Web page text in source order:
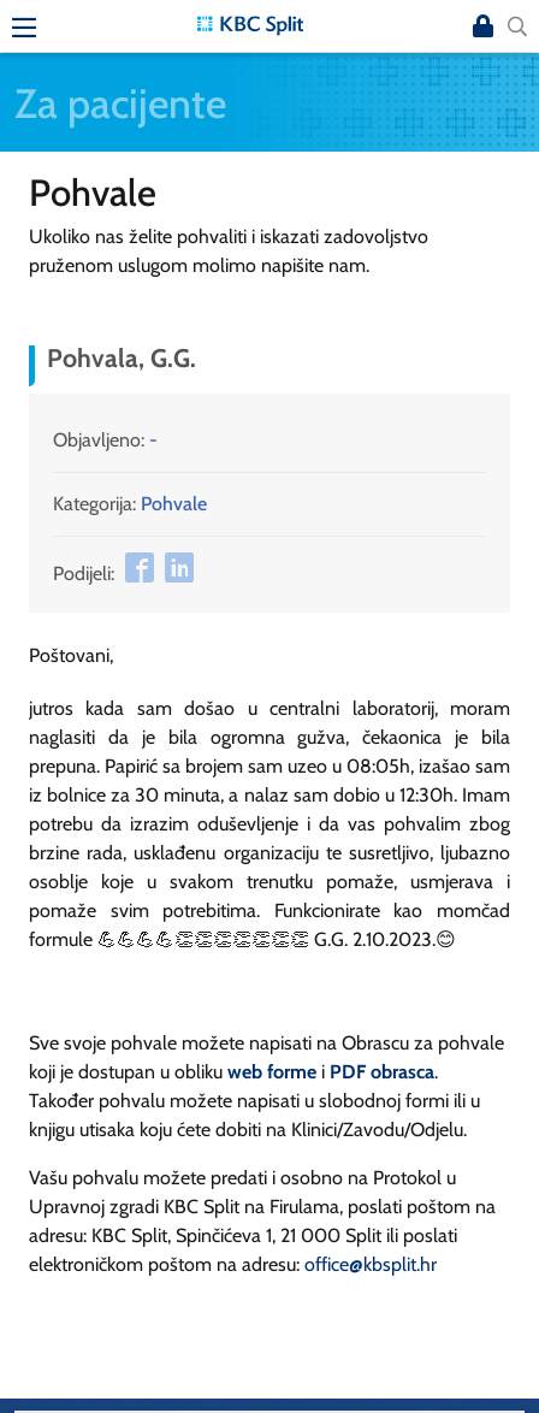
Za pacijente
Pohvale
Ukoliko nas želite pohvaliti i iskazati zadovoljstvo
pruženom uslugom molimo napišite nam.
Pohvala, G.G.
Objavljeno: -
Kategorija: Pohvale
Podijeli:
Poštovani,
jutros kada sam došao u centralni laboratorij, moram
naglasiti da je bila ogromna gužva, čekaonica je bila
prepuna. Papirić sa brojem sam uzeo u 08:05h, izašao sam
iz bolnice za 30 minuta, a nalaz sam dobio u 12:30h. Imam
potrebu da izrazim oduševljenje i da vas pohvalim zbog
brzine rada, usklađenu organizaciju te susretljivo, ljubazno
osoblje koje u svakom trenutku pomaže, usmjerava i
pomaže svim potrebitima. Funkcionirate kao momčad
formule 💪💪💪💪👏👏👏👏👏👏👏 G.G. 2.10.2023.😊
Sve svoje pohvale možete napisati na Obrascu za pohvale
koji je dostupan u obliku web forme i PDF obrasca.
Također pohvalu možete napisati u slobodnoj formi ili u
knjigu utisaka koju ćete dobiti na Klinici/Zavodu/Odjelu.
Vašu pohvalu možete predati i osobno na Protokol u
Upravnoj zgradi KBC Split na Firulama, poslati poštom na
adresu: KBC Split, Spinčićeva 1, 21 000 Split ili poslati
elektroničkom poštom na adresu: office@kbsplit.hr